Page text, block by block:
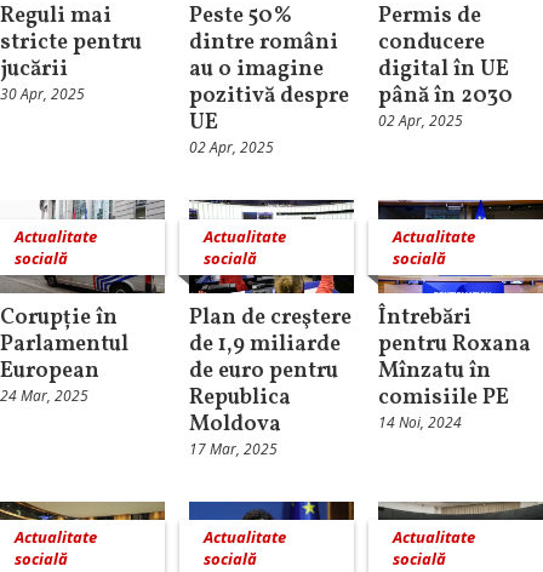
Reguli mai
stricte pentru
jucării
30 Apr, 2025
Peste 50%
dintre români
au o imagine
pozitivă despre
UE
02 Apr, 2025
Permis de
conducere
digital în UE
până în 2030
02 Apr, 2025
Actualitate
socială
Corupție în
Parlamentul
European
24 Mar, 2025
Actualitate
socială
Plan de creştere
de 1,9 miliarde
de euro pentru
Republica
Moldova
17 Mar, 2025
Actualitate
socială
Întrebări
pentru Roxana
Mînzatu în
comisiile PE
14 Noi, 2024
Actualitate
socială
Actualitate
socială
Actualitate
socială